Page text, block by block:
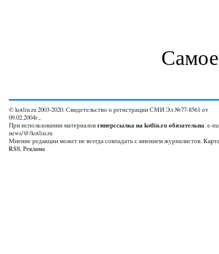
© kotlin.ru 2003-2020. Свидетельство о регистрации СМИ Эл №77-8561 от
09.02.2004г.,
При использовании материаловгиперссылка на kotlin.ru обязательна. e-
news/@/kotlin.ru
Мнение редакции может не всегда совпадать с мнением журналистов.
RSS,Реклама